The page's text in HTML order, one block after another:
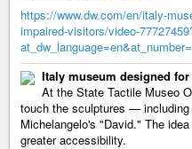
https://www.dw.com/en/italy-
impaired-visitors/video-
Italy museum designed
At the State Tactile Museo
touch the sculptures —
Michelangelo's "David." The
greater accessibility.